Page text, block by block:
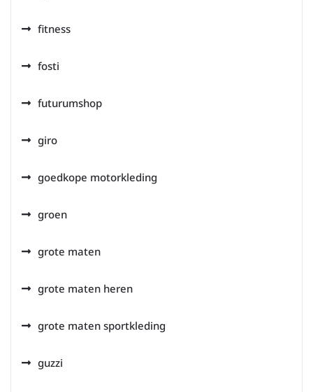
fitness
fosti
futurumshop
giro
goedkope motorkleding
groen
grote maten
grote maten heren
grote maten sportkleding
guzzi